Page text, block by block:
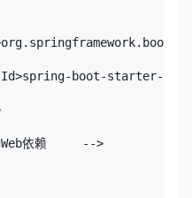
boot-starter-
依赖     -->